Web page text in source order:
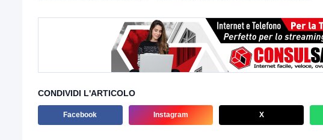
CONDIVIDI L'ARTICOLO
Facebook Instagram X